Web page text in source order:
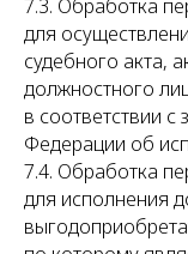
7.3. Обработка
для
судебного акта,
должностного
в соответствии
Федерации об
7.4. Обработка
для исполнения